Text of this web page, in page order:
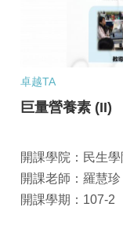
卓越TA
巨量營養素 (II)
開課學院：民生學
開課老師：羅慧珍
開課學期：107-2